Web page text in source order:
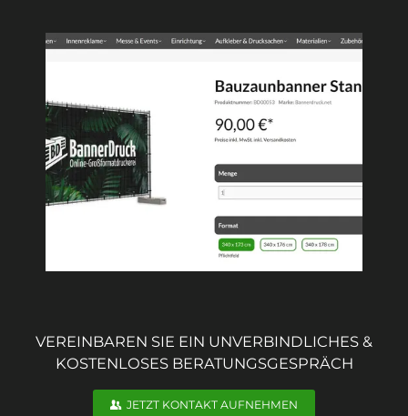
VEREINBAREN SIE EIN UNVERBINDLICHES &
KOSTENLOSES BERATUNGSGESPRÄCH
JETZT KONTAKT AUFNEHMEN